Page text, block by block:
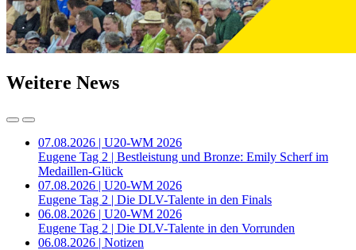
Weitere News
07.08.2026 | U20-WM 2026
Eugene Tag 2 | Bestleistung und Bronze: Emily Scherf im
Medaillen-Glück
07.08.2026 | U20-WM 2026
Eugene Tag 2 | Die DLV-Talente in den Finals
06.08.2026 | U20-WM 2026
Eugene Tag 2 | Die DLV-Talente in den Vorrunden
06.08.2026 | Notizen